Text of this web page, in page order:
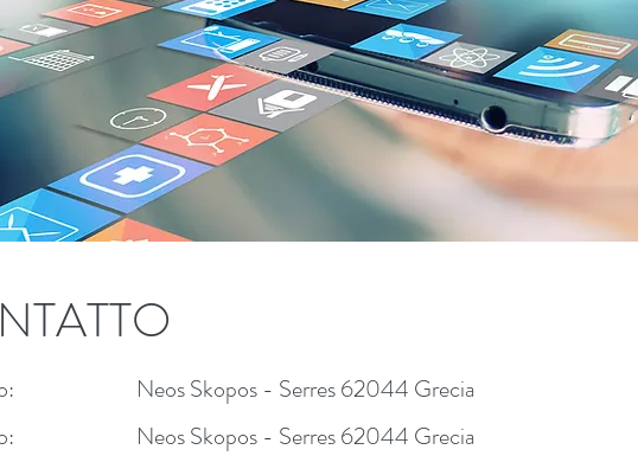
Neos Skopos - Serres 62044 Grecia
Neos Skopos - Serres 62044 Grecia